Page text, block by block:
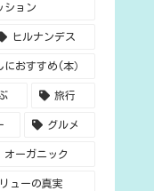
ション
ヒルナンデス
におすすめ(本）
旅行
グルメ
オーガニック
ューの真実